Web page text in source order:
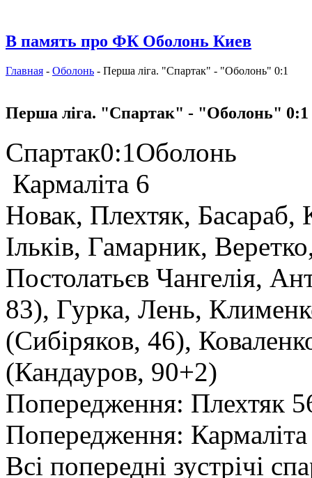
В память про ФК Оболонь Киев
Главная - Оболонь - Перша ліга. "Спартак" - "Оболонь" 0:1
Перша ліга. "Спартак" - "Оболонь" 0:1
Спартак0:1Оболонь
Кармаліта 6
Новак, Плехтяк, Басараб,
Ільків, Гамарник,
Постолатьєв Чангелія,
83), Гурка, Лень,
(Сибіряков, 46),
(Кандауров, 90+2)
Попередження: Плехтяк
Попередження:
Всі попередні зустрічі